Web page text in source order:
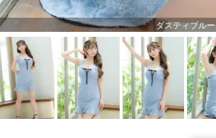
ダスティブルー